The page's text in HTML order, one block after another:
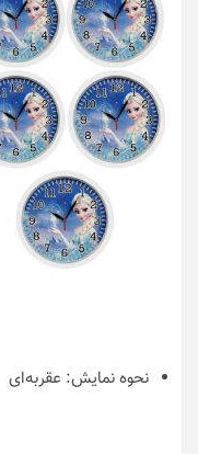
نحوه نمایش: عقربه‌ای